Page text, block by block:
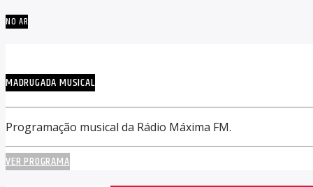
NO AR
MADRUGADA MUSICAL
Programação musical da Rádio Máxima FM.
VER PROGRAMA